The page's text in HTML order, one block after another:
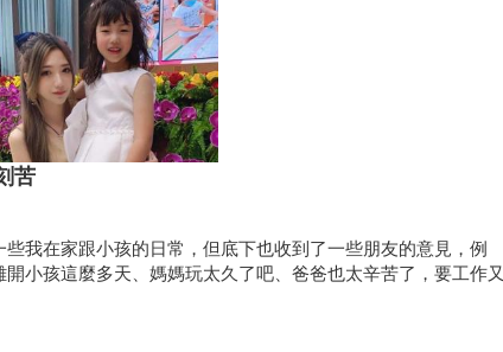
苦
我在家跟小孩的日常，但底下也收到了一些朋友的意見，例
小孩這麼多天、媽媽玩太久了吧、爸爸也太辛苦了，要工作又